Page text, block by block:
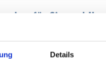
Details
für Sie und Ihre